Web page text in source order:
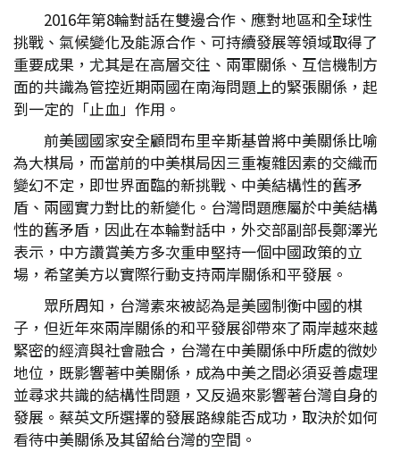
2016年第8輪對話在雙邊合作、應對地區和全球性
挑戰、氣候變化及能源合作、可持續發展等領域取得了
重要成果，尤其是在高層交往、兩軍關係、互信機制方
面的共識為管控近期兩國在南海問題上的緊張關係，起
到一定的「止血」作用。
前美國國家安全顧問布里辛斯基曾將中美關係比喻
為大棋局，而當前的中美棋局因三重複雜因素的交織而
變幻不定，即世界面臨的新挑戰、中美結構性的舊矛
盾、兩國實力對比的新變化。台灣問題應屬於中美結構
性的舊矛盾，因此在本輪對話中，外交部副部長鄭澤光
表示，中方讚賞美方多次重申堅持一個中國政策的立
場，希望美方以實際行動支持兩岸關係和平發展。
眾所周知，台灣素來被認為是美國制衡中國的棋
子，但近年來兩岸關係的和平發展卻帶來了兩岸越來越
緊密的經濟與社會融合，台灣在中美關係中所處的微妙
地位，既影響著中美關係，成為中美之間必須妥善處理
並尋求共識的結構性問題，又反過來影響著台灣自身的
發展。蔡英文所選擇的發展路線能否成功，取決於如何
看待中美關係及其留給台灣的空間。